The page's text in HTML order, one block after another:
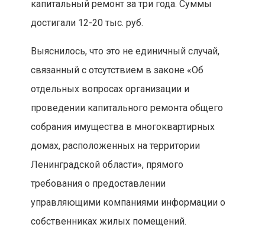
капитальный ремонт за три года. Суммы
достигали 12-20 тыс. руб.
Выяснилось, что это не единичный случай,
связанный с отсутствием в законе «Об
отдельных вопросах организации и
проведении капитального ремонта общего
собрания имущества в многоквартирных
домах, расположенных на территории
Ленинградской области», прямого
требования о предоставлении
управляющими компаниями информации о
собственниках жилых помещений.